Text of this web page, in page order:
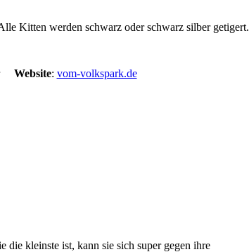
Kitten werden schwarz oder schwarz silber getigert.
Website: vom-volkspark.de
die kleinste ist, kann sie sich super gegen ihre